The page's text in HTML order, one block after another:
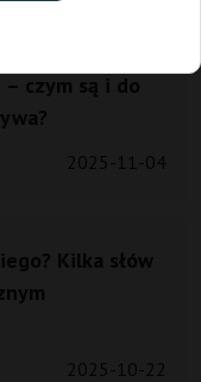
czym są i do
2025-11-04
Kilka słów
2025-10-22